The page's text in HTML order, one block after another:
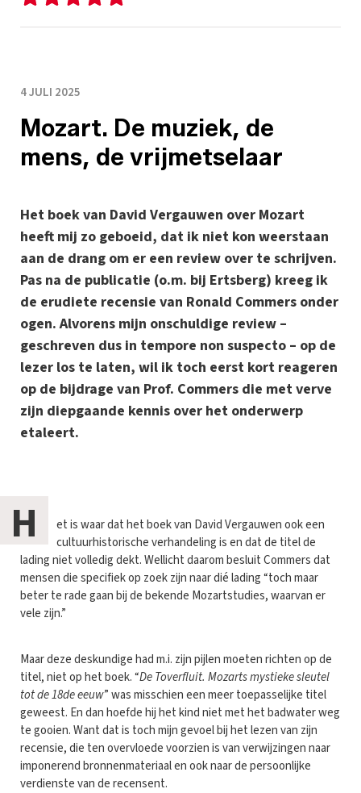
4 JULI 2025
Mozart. De muziek, de
mens, de vrijmetselaar
Het boek van David Vergauwen over Mozart
heeft mij zo geboeid, dat ik niet kon weerstaan
aan de drang om er een review over te schrijven.
Pas na de publicatie (o.m. bij Ertsberg) kreeg ik
de erudiete recensie van Ronald Commers onder
ogen. Alvorens mijn onschuldige review –
geschreven dus in tempore non suspecto – op de
lezer los te laten, wil ik toch eerst kort reageren
op de bijdrage van Prof. Commers die met verve
zijn diepgaande kennis over het onderwerp
etaleert.
H
et is waar dat het boek van David Vergauwen ook een
cultuurhistorische verhandeling is en dat de titel de
lading niet volledig dekt. Wellicht daarom besluit Commers dat
mensen die specifiek op zoek zijn naar dié lading “toch maar
beter te rade gaan bij de bekende Mozartstudies, waarvan er
vele zijn.”
Maar deze deskundige had m.i. zijn pijlen moeten richten op de
titel, niet op het boek. “De Toverfluit. Mozarts mystieke sleutel
tot de 18de eeuw” was misschien een meer toepasselijke titel
geweest. En dan hoefde hij het kind niet met het badwater weg
te gooien. Want dat is toch mijn gevoel bij het lezen van zijn
recensie, die ten overvloede voorzien is van verwijzingen naar
imponerend bronnenmateriaal en ook naar de persoonlijke
verdienste van de recensent.